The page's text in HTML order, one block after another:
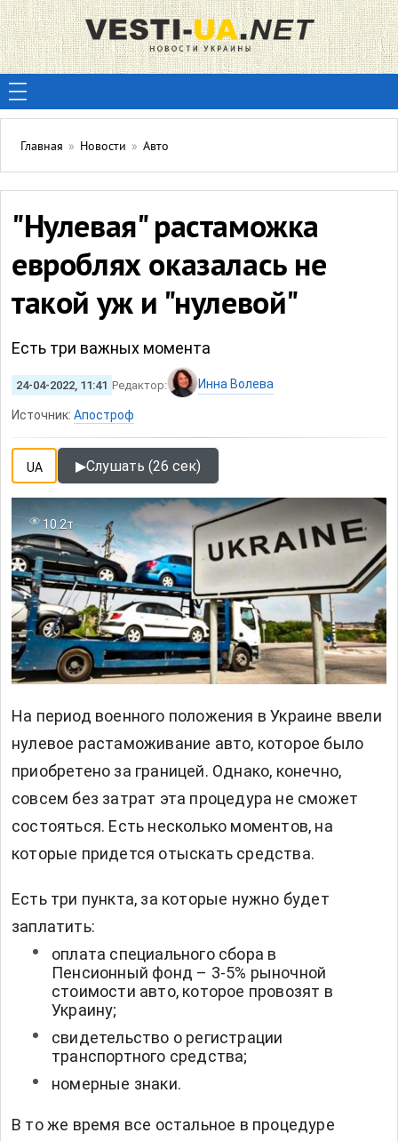
Главная » Новости » Авто
"Нулевая" растаможка
евроблях оказалась не
такой уж и "нулевой"
Есть три важных момента
24-04-2022, 11:41 Редактор: Инна Волева
Источник: Апостроф
UA ▶Слушать (26 сек)
10.2т
На период военного положения в Украине ввели
нулевое растаможивание авто, которое было
приобретено за границей. Однако, конечно,
совсем без затрат эта процедура не сможет
состояться. Есть несколько моментов, на
которые придется отыскать средства.
Есть три пункта, за которые нужно будет
заплатить:
оплата специального сбора в
Пенсионный фонд – 3-5% рыночной
стоимости авто, которое провозят в
Украину;
свидетельство о регистрации
транспортного средства;
номерные знаки.
В то же время все остальное в процедуре